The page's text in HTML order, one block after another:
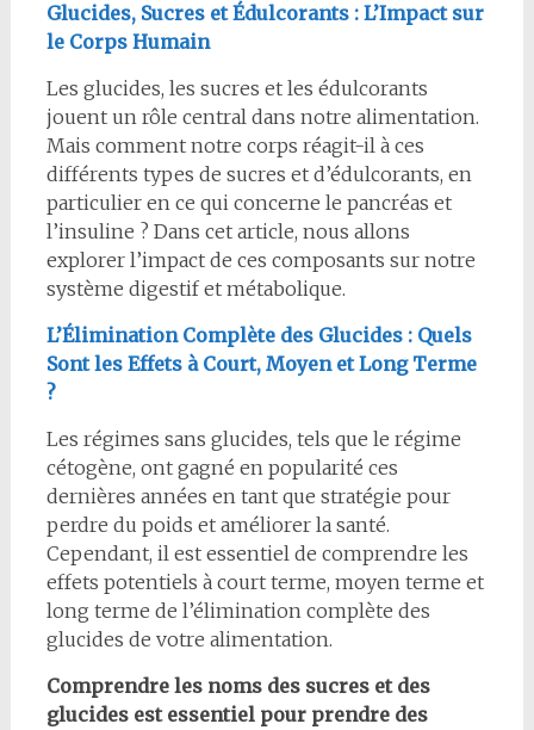
Glucides, Sucres et Édulcorants : L’Impact sur
le Corps Humain
Les glucides, les sucres et les édulcorants
jouent un rôle central dans notre alimentation.
Mais comment notre corps réagit-il à ces
différents types de sucres et d’édulcorants, en
particulier en ce qui concerne le pancréas et
l’insuline ? Dans cet article, nous allons
explorer l’impact de ces composants sur notre
système digestif et métabolique.
L’Élimination Complète des Glucides : Quels
Sont les Effets à Court, Moyen et Long Terme
?
Les régimes sans glucides, tels que le régime
cétogène, ont gagné en popularité ces
dernières années en tant que stratégie pour
perdre du poids et améliorer la santé.
Cependant, il est essentiel de comprendre les
effets potentiels à court terme, moyen terme et
long terme de l’élimination complète des
glucides de votre alimentation.
Comprendre les noms des sucres et des
glucides est essentiel pour prendre des